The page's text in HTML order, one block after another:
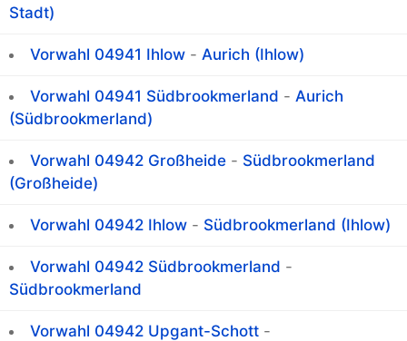
Stadt)
Vorwahl 04941 Ihlow - Aurich (Ihlow)
Vorwahl 04941 Südbrookmerland - Aurich
(Südbrookmerland)
Vorwahl 04942 Großheide - Südbrookmerland
(Großheide)
Vorwahl 04942 Ihlow - Südbrookmerland (Ihlow)
Vorwahl 04942 Südbrookmerland -
Südbrookmerland
Vorwahl 04942 Upgant-Schott -